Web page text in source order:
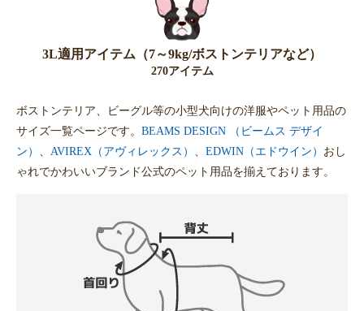
3L適用アイテム（7～9kg/ボストンテリアなど）
270アイテム
ボストンテリア、ビーグル等の小型犬向けの洋服やペット用品の
サイズ一覧ページです。 BEAMS DESIGN （ビームス デザイ
ン） 、 AVIREX（アヴィレックス） 、 EDWIN（エドウイン） おし
ゃれでかわいいブランド公式のペット用品を揃えております。